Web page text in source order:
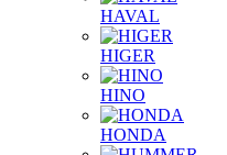
HAVAL
HIGER
HINO
HONDA